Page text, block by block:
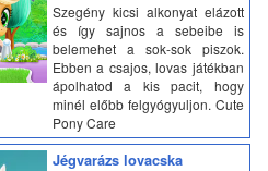
Szegény kicsi alkonyat elázott
és így sajnos a sebeibe is
belemehet a sok-sok piszok.
Ebben a csajos, lovas játékban
ápolhatod a kis pacit, hogy
minél előbb felgyógyuljon. Cute
Pony Care
Jégvarázs lovacska